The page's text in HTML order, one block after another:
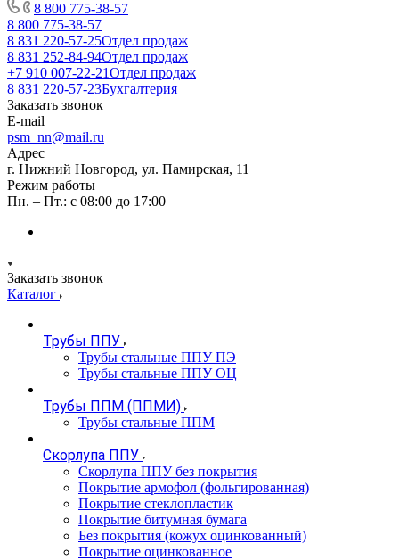
8 800 775-38-57
8 800 775-38-57
8 831 220-57-25Отдел продаж
8 831 252-84-94Отдел продаж
+7 910 007-22-21Отдел продаж
8 831 220-57-23Бухгалтерия
Заказать звонок
E-mail
psm_nn@mail.ru
Адрес
г. Нижний Новгород, ул. Памирская, 11
Режим работы
Пн. – Пт.: с 08:00 до 17:00
Заказать звонок
Каталог
Трубы ППУ
Трубы стальные ППУ ПЭ
Трубы стальные ППУ ОЦ
Трубы ППМ (ППМИ)
Трубы стальные ППМ
Скорлупа ППУ
Скорлупа ППУ без покрытия
Покрытие армофол (фольгированная)
Покрытие стеклопластик
Покрытие битумная бумага
Без покрытия (кожух оцинкованный)
Покрытие оцинкованное